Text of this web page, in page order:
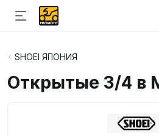
SHOEI ЯПОНИЯ
Открытые 3/4 в